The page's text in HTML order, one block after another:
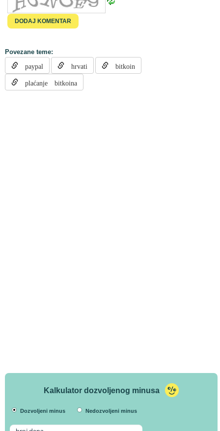
Povezane teme:
paypal hrvati bitkoin
plaćanje bitkoina
Kalkulator dozvoljenog minusa
Dozvoljeni minus Nedozvoljeni minus